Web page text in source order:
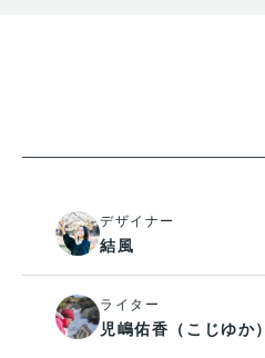
デザイナー
結風
ライター
児嶋佑香（こじゆか）